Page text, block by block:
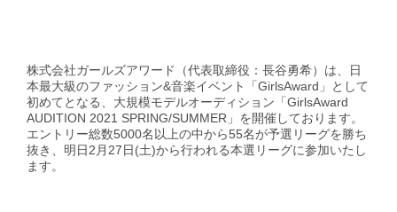
Rakuten Fashion
株式会社ガールズアワード（代表取締役：長谷勇希）は、日
本最大級のファッション&音楽イベント「GirlsAward」として
初めてとなる、大規模モデルオーディション「GirlsAward
AUDITION 2021 SPRING/SUMMER」を開催しております。
エントリー総数5000名以上の中から55名が予選リーグを勝ち
抜き、明日2月27日(土)から行われる本選リーグに参加いたし
ます。